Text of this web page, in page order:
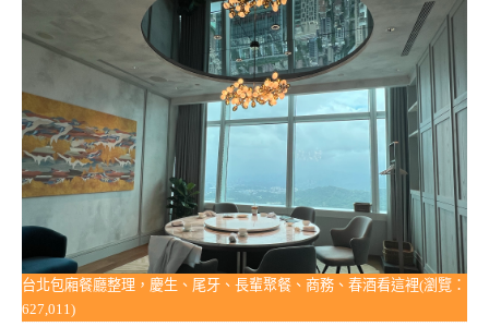
台北包廂餐廳整理，慶生、尾牙、長輩聚餐、商務、春酒看這裡(瀏覽：
627,011)